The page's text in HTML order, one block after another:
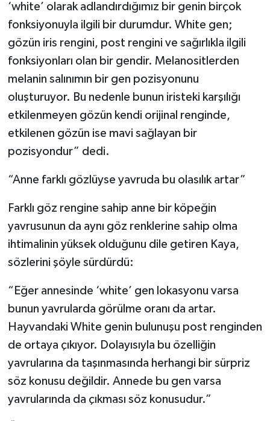
‘white’ olarak adlandırdığımız bir genin birçok
fonksiyonuyla ilgili bir durumdur. White gen;
gözün iris rengini, post rengini ve sağırlıkla ilgili
fonksiyonları olan bir gendir. Melanositlerden
melanin salınımın bir gen pozisyonunu
oluşturuyor. Bu nedenle bunun iristeki karşılığı
etkilenmeyen gözün kendi orijinal renginde,
etkilenen gözün ise mavi sağlayan bir
pozisyondur” dedi.
“Anne farklı gözlüyse yavruda bu olasılık artar”
Farklı göz rengine sahip anne bir köpeğin
yavrusunun da aynı göz renklerine sahip olma
ihtimalinin yüksek olduğunu dile getiren Kaya,
sözlerini şöyle sürdürdü:
“Eğer annesinde ‘white’ gen lokasyonu varsa
bunun yavrularda görülme oranı da artar.
Hayvandaki White genin bulunuşu post renginden
de ortaya çıkıyor. Dolayısıyla bu özelliğin
yavrularına da taşınmasında herhangi bir sürpriz
söz konusu değildir. Annede bu gen varsa
yavrularında da çıkması söz konusudur.”